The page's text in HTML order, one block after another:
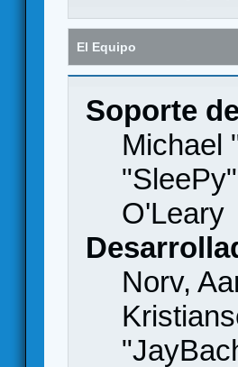
El Equipo
Soporte
Michael
O'Leary
Norv,